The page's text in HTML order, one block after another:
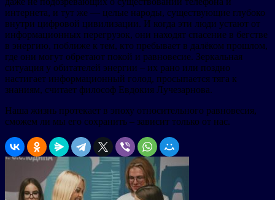
интернета, и тут же — целые народы, существующие глубоко
внутри цифровой цивилизации. И когда эти люди устают от
информационных перегрузок, они находят спасение в бегстве
в энергию, поближе к тем, кто пребывает в далёком прошлом,
где они могут обретают покой и равновесие. Зеркальная
ситуация у обитателей энергии – их рано или поздно
настигает информационный голод, просыпается тяга к
знаниям, считает философ Евдокия Лучезарнова.
Наша жизнь протекает в эпоху относительного равновесия,
сможем ли мы его сохранить – зависит только от нас.